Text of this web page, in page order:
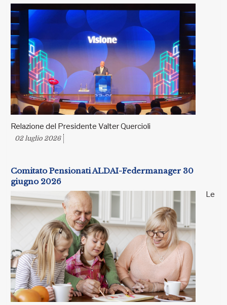
Relazione del Presidente Valter Quercioli
02 luglio 2026
Comitato Pensionati ALDAI-Federmanager 30
giugno 2026
Le